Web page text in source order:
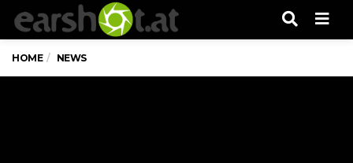
HOME NEWS